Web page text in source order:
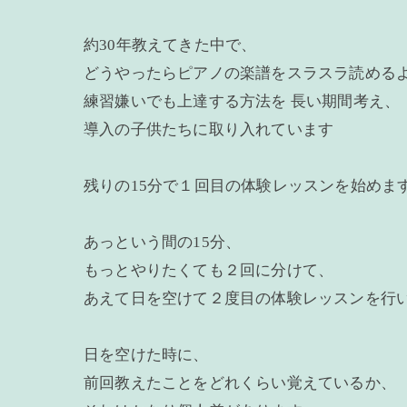
約30年教えてきた中で、
どうやったらピアノの楽譜をスラスラ読める
練習嫌いでも上達する方法を 長い期間考え、
導入の子供たちに取り入れています
残りの15分で１回目の体験レッスンを始めま
あっという間の15分、
もっとやりたくても２回に分けて、
あえて日を空けて２度目の体験レッスンを行
日を空けた時に、
前回教えたことをどれくらい覚えているか、